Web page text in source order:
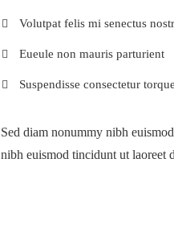
Volutpat felis mi senectus
Eueule non mauris parturient
Suspendisse consectetur
Sed diam nonummy nibh
nibh euismod tincidunt ut laoreet